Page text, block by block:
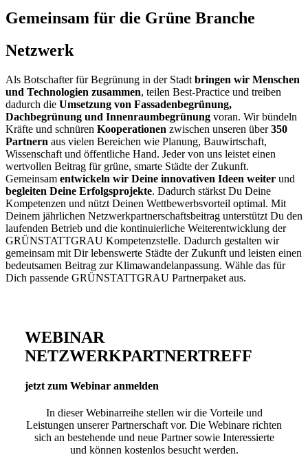
Gemeinsam für die Grüne Branche
Netzwerk
Als Botschafter für Begrünung in der Stadt bringen wir Menschen
und Technologien zusammen, teilen Best-Practice und treiben
dadurch die Umsetzung von Fassadenbegrünung,
Dachbegrünung und Innenraumbegrünung voran. Wir bündeln
Kräfte und schnüren Kooperationen zwischen unseren über350
Partnern aus vielen Bereichen wie Planung, Bauwirtschaft,
Wissenschaft und öffentliche Hand. Jeder von uns leistet einen
wertvollen Beitrag für grüne, smarte Städte der Zukunft.
Gemeinsam entwickeln wir Deine innovativen Ideen weiter und
begleiten Deine Erfolgsprojekte. Dadurch stärkst Du Deine
Kompetenzen und nützt Deinen Wettbewerbsvorteil optimal. Mit
Deinem jährlichen Netzwerkpartnerschaftsbeitrag unterstützt Du den
laufenden Betrieb und die kontinuierliche Weiterentwicklung der
GRÜNSTATTGRAU Kompetenzstelle. Dadurch gestalten wir
gemeinsam mit Dir lebenswerte Städte der Zukunft und leisten einen
bedeutsamen Beitrag zur Klimawandelanpassung. Wähle das für
Dich passende GRÜNSTATTGRAU Partnerpaket aus.
WEBINAR
NETZWERKPARTNERTREFF
jetzt zum Webinar anmelden
In dieser Webinarreihe stellen wir die Vorteile und
Leistungen unserer Partnerschaft vor. Die Webinare richten
sich an bestehende und neue Partner sowie Interessierte
und können kostenlos besucht werden.